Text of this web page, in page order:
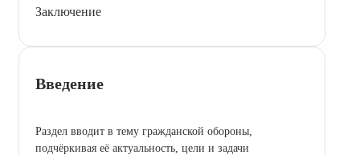
Заключение
Введение
Раздел вводит в тему гражданской обороны,
подчёркивая её актуальность, цели и задачи